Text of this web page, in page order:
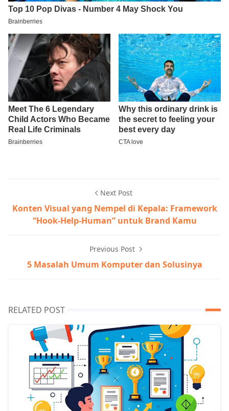
Next Post
Konten Visual yang Nempel di Kepala: Framework
“Hook-Help-Human” untuk Brand Kamu
Previous Post
5 Masalah Umum Komputer dan Solusinya
RELATED POST